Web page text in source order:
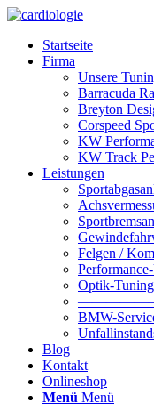
Startseite
Firma
Unsere
Barracuda
Breyton
Corspeed
KW
KW Track
Leistungen
Felgen /
Optik-
BMW-
Blog
Kontakt
Onlineshop
Menü Menü